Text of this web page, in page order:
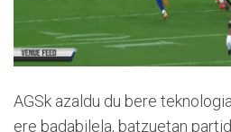
AGSk azaldu du bere
ere badabilela, batzuetan